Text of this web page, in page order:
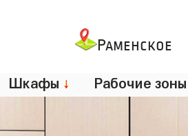
Раменское
Шкафы ↓ Рабочие зоны